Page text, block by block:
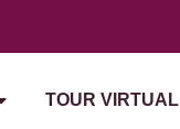
TOUR VIRTUAL